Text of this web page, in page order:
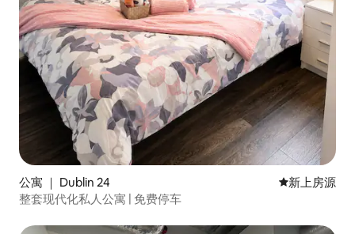
公寓 ｜ Dublin 24 新房源
新上房源
整套现代化私人公寓 | 免费停车